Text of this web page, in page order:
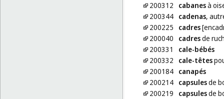
200312
cabanesà
200344 cadenas,
200225
cadres
200040
cadresde
200331
cale-bébés
200332
cale-têtes
200184 canapés
200214 capsulesde
200219
capsulesde